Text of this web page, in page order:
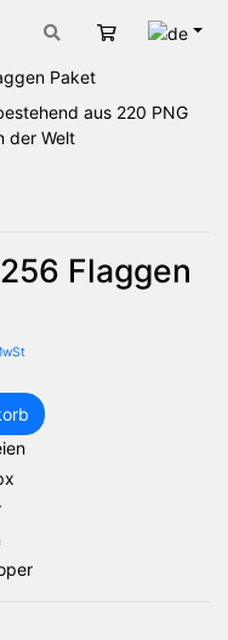
Warenkorb
Paket
aus 220 PNG
der Welt
Flaggen